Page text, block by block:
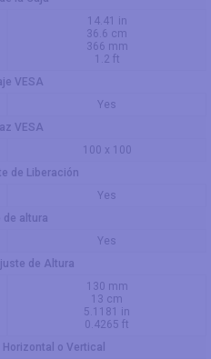
14.41 in
36.6 cm
366 mm
1.2 ft
VESA
Yes
VESA
100 x 100
de Liberación
Yes
de altura
Yes
de Altura
130 mm
13 cm
5.1181 in
0.4265 ft
o Vertical